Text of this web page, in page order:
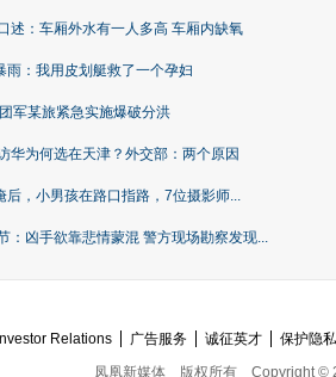
述：车厢外水有一人多高 车厢内缺氧
雨：我用皮划艇救了一个孕妇
军某旅紧急实施爆破分洪
华为何选在天津？外交部：两个原因
后，小男孩在路口指路，7位摄影师...
：凶手欲靠悲情蒙混 警方现场勘察发现...
Relations 广告服务 诚征英才
保护隐
凤凰新媒体
版权所有 Copyright ©